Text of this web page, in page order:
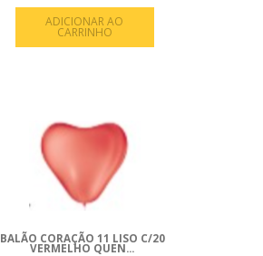
ADICIONAR AO
CARRINHO
BALÃO CORAÇÃO 11 LISO C/20
VERMELHO QUEN...